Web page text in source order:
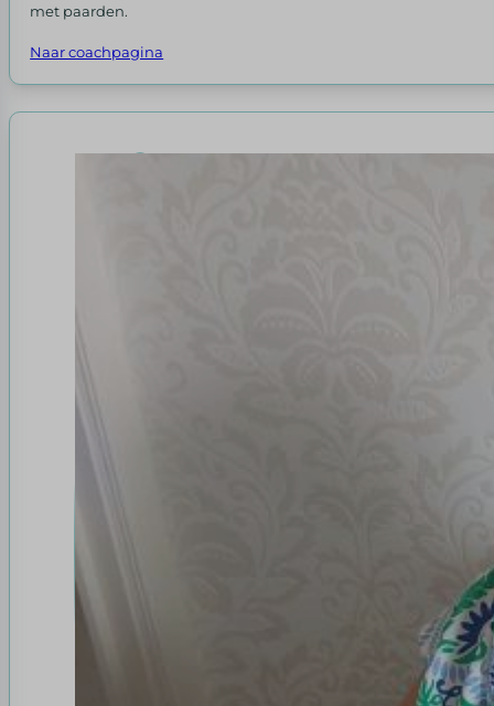
met paarden.
Naar coachpagina